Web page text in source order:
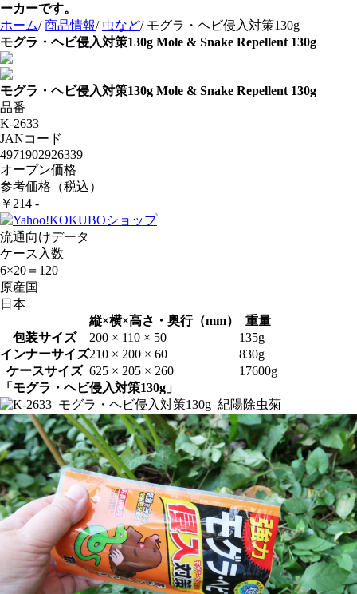
ーカーです。
ホーム/ 商品情報/ 虫など/ モグラ・ヘビ侵入対策130g
モグラ・ヘビ侵入対策130g Mole & Snake Repellent 130g
モグラ・ヘビ侵入対策130g Mole & Snake Repellent 130g
品番
K-2633
JANコード
4971902926339
オープン価格
参考価格（税込）
￥214 -
流通向けデータ
ケース入数
6×20＝120
原産国
日本
縦×横×高さ・奥行（mm）
重量
包装サイズ
200 × 110 × 50
135g
インナーサイズ210 × 200 × 60
830g
ケースサイズ 625 × 205 × 260
17600g
「モグラ・ヘビ侵入対策130g」